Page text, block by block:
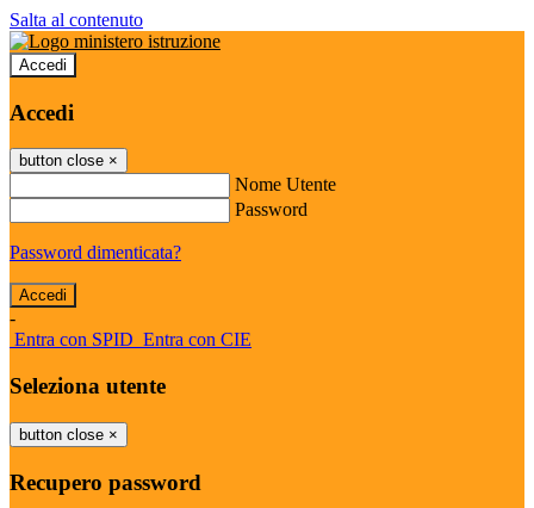
Salta al contenuto
Accedi
Accedi
button close ×
Nome Utente
Password
Password dimenticata?
-
Entra con SPID Entra con CIE
Seleziona utente
button close ×
Recupero password